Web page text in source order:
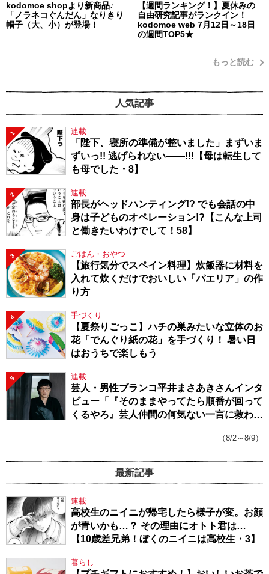
kodomoe shopより新商品♪
「ノラネコぐんだん」なりきり
帽子（大、小）が登場！
【週間ランキング！】夏休みの
自由研究記事がランクイン！
kodomoe web 7月12日～18日
の週間TOP5★
もっと読む
人気記事
1 連載
「陛下、寝所の準備が整いました」まずいま
ずいっ!! 逃げられない――!!!【母は転生して
も母でした・8】
2 連載
部長がヘッドハンティング!? でも会話の中
身は子どものオペレーション!?【こんな上司
と働きたいわけでして！58】
3 ごはん・おやつ
【旅行気分でスペイン料理】炊飯器に材料を
入れて炊くだけでおいしい「パエリア」の作
り方
4 手づくり
【夏祭りごっこ】ハチの巣みたいな立体のお
花「でんぐり紙の花」を手づくり！ 暑い日
はおうちで楽しもう
5 連載
芸人・男性ブランコ平井まさあきさんインタ
ビュー「『そのままやってたら順番が回って
くるやろ』芸人仲間の何気ない一言に救われ
（8/2～8/9）
最新記事
連載
高校生のニイニが帰宅したら様子が変。お顔
が青いかも…？ その理由にオトト君は…
【10歳差兄弟！ぼくのニイニは高校生・3】
暮らし